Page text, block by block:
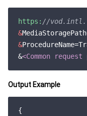
https: //
&
&
&<Common
Output Example
{